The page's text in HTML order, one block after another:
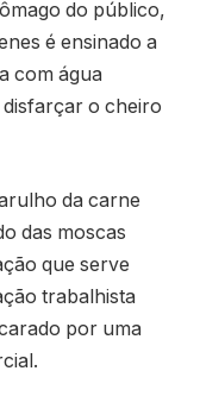
do público,
é ensinado a
com água
o cheiro
da carne
das moscas
que serve
trabalhista
por uma